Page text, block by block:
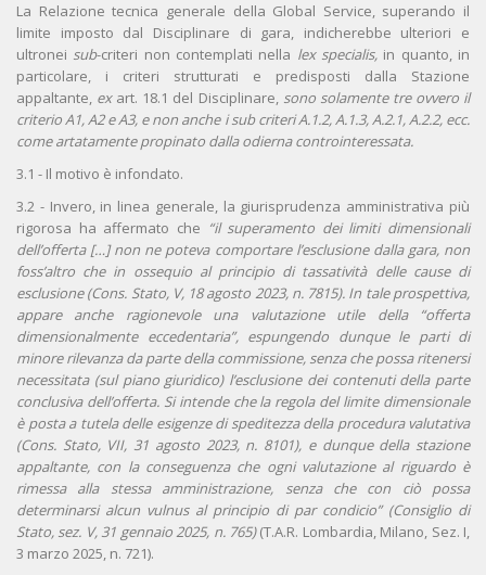
La Relazione tecnica generale della Global Service, superando il
limite imposto dal Disciplinare di gara, indicherebbe ulteriori e
ultronei sub-criteri non contemplati nella lex specialis, in quanto, in
particolare, i criteri strutturati e predisposti dalla Stazione
appaltante, ex art. 18.1 del Disciplinare, sono solamente tre ovvero il
criterio A1, A2 e A3, e non anche i sub criteri A.1.2, A.1.3, A.2.1, A.2.2, ecc.
come artatamente propinato dalla odierna controinteressata.
3.1 - Il motivo è infondato.
3.2 - Invero, in linea generale, la giurisprudenza amministrativa più
rigorosa ha affermato che “il superamento dei limiti dimensionali
dell’offerta […] non ne poteva comportare l’esclusione dalla gara, non
foss’altro che in ossequio al principio di tassatività delle cause di
esclusione (Cons. Stato, V, 18 agosto 2023, n. 7815). In tale prospettiva,
appare anche ragionevole una valutazione utile della “offerta
dimensionalmente eccedentaria”, espungendo dunque le parti di
minore rilevanza da parte della commissione, senza che possa ritenersi
necessitata (sul piano giuridico) l’esclusione dei contenuti della parte
conclusiva dell’offerta. Si intende che la regola del limite dimensionale
è posta a tutela delle esigenze di speditezza della procedura valutativa
(Cons. Stato, VII, 31 agosto 2023, n. 8101), e dunque della stazione
appaltante, con la conseguenza che ogni valutazione al riguardo è
rimessa alla stessa amministrazione, senza che con ciò possa
determinarsi alcun vulnus al principio di par condicio” (Consiglio di
Stato, sez. V, 31 gennaio 2025, n. 765)(T.A.R. Lombardia, Milano, Sez. I,
3 marzo 2025, n. 721).